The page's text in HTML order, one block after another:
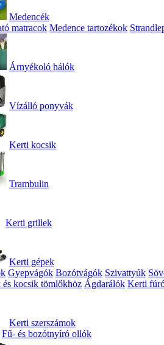
Medencék
matracok Medence tartozékok
Árnyékoló hálók
Vízálló ponyvák
Kerti kocsik
Trambulin
Kerti grillek
Kerti gépek
Gyepvágók Bozótvágók Szivattyúk
kocsik tömlőkhöz Ágdarálók Kerti
Kerti szerszámok
Fű- és bozótnyíró ollók